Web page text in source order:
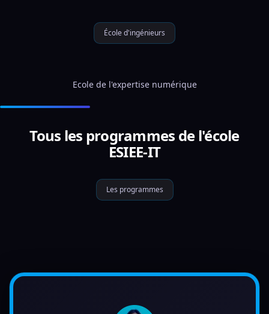
École d'ingénieurs
Ecole de l'expertise numérique
Tous les programmes de l'école
ESIEE-IT
Les programmes